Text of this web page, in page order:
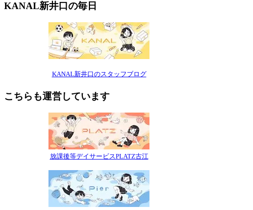
KANAL新井口の毎日
KANAL新井口のスタッフブログ
こちらも運営しています
放課後等デイサービスPLATZ古江